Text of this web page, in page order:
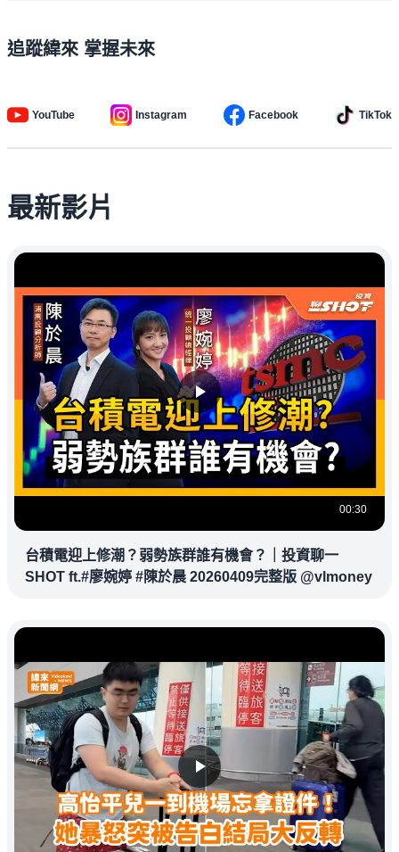
追蹤緯來 掌握未來
YouTube Instagram Facebook TikTok
最新影片
00:30
台積電迎上修潮？弱勢族群誰有機會？｜投資聊一
SHOT ft.#廖婉婷 #陳於晨 20260409完整版 @vlmoney